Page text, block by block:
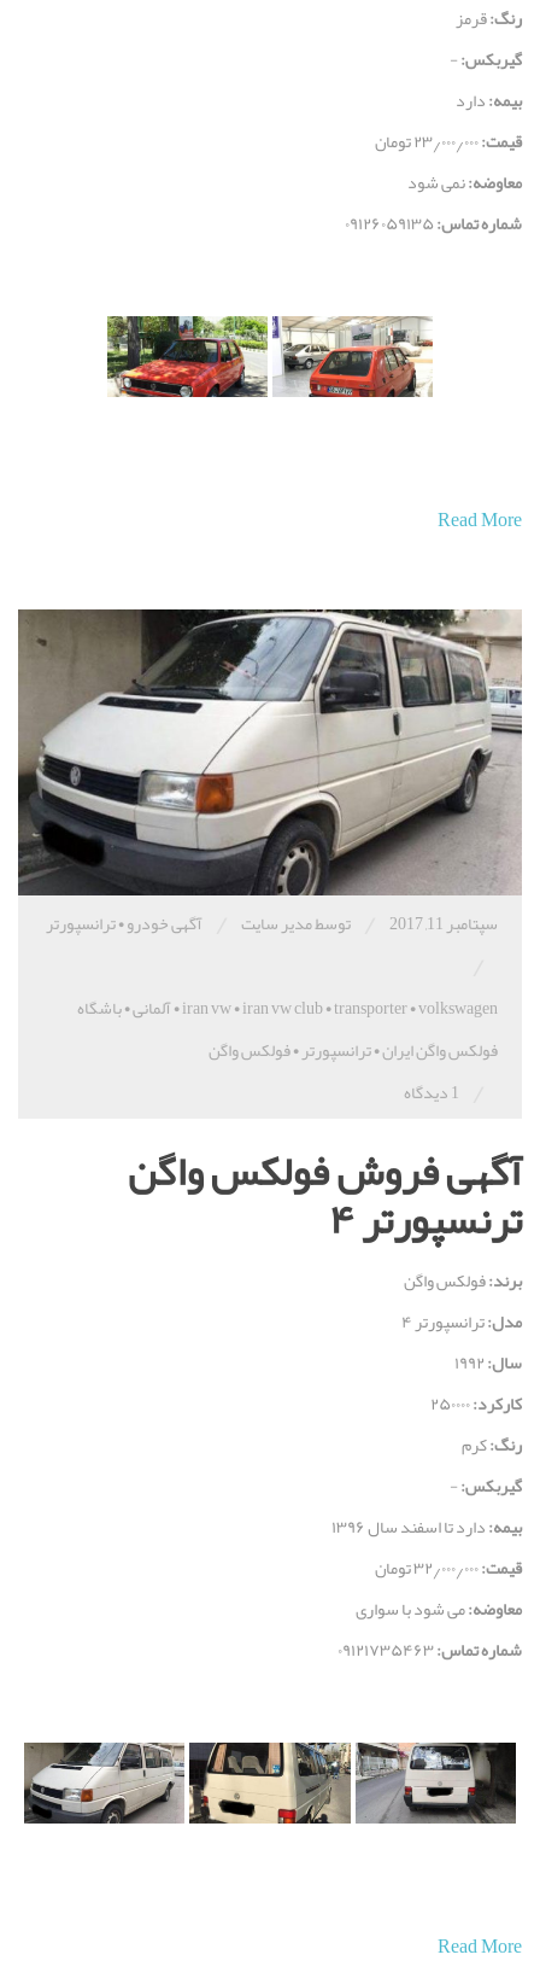
رنگ:قرمز
گیربکس:-
بیمه:دارد
قيمت:
معاوضه:نمی شود
شماره تماس:
Read More
سپتامبر 11, 2017 توسط مدیر سایت آگهی خودرو•ترانسپورتر
iran vw•iran vw club•transporter•volkswagen
•آلمانی•باشگاه
فولکس واگن ایران•ترانسپورتر•فولکس واگن
1 دیدگاه
آگهی فروش فولکس واگن
ترنسپورتر ۴
برند:فولکس واگن
مدل:ترانسپورتر ۴
سال:
کارکرد:
رنگ:کرم
گیربکس:-
بیمه:دارد تا اسفند سال ۱۳۹۶
قيمت:
معاوضه:می شود با سواری
شماره تماس:
Read More